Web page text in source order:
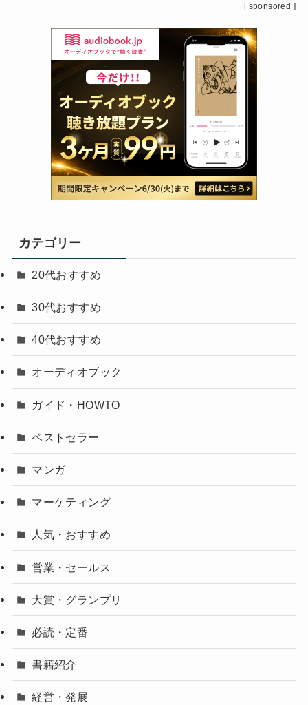
[ sponsored ]
カテゴリー
20代おすすめ
30代おすすめ
40代おすすめ
オーディオブック
ガイド・HOWTO
ベストセラー
マンガ
マーケティング
人気・おすすめ
営業・セールス
大賞・グランプリ
必読・定番
書籍紹介
経営・発展